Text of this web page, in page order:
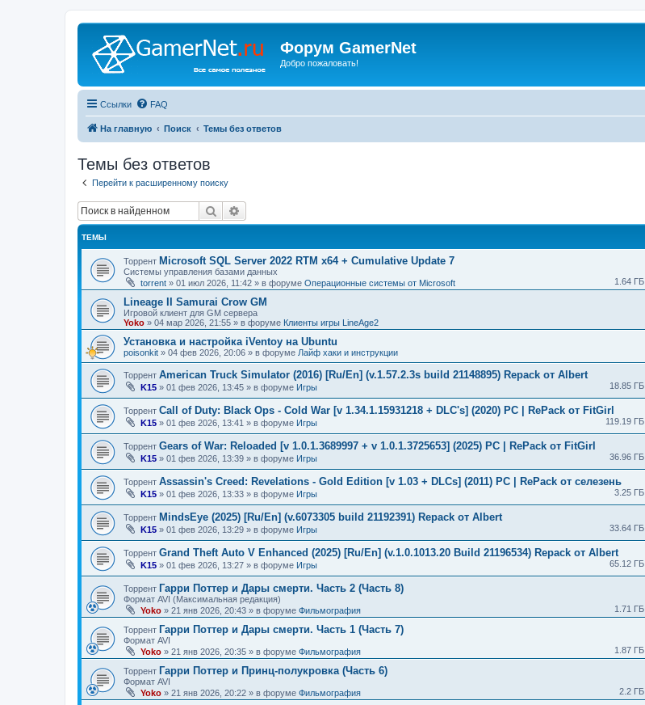
Форум GamerNet
Добро пожаловать!
Ссылки FAQ
На главную Поиск Темы без ответов
Темы без ответов
Перейти к расширенному поиску
Поиск
ТЕМЫ
Торрент Microsoft SQL Server 2022 RTM x64 + Cumulative Update 7
Системы управления базами данных
torrent » 01 июл 2026, 11:42 » в форуме Операционные системы от Microsoft 1.64 ГБ
Lineage II Samurai Crow GM
Игровой клиент для GM сервера
Yoko » 04 мар 2026, 21:55 » в форуме Клиенты игры LineAge2
Установка и настройка iVentoy на Ubuntu
poisonkit » 04 фев 2026, 20:06 » в форуме Лайф хаки и инструкции
Торрент American Truck Simulator (2016) [Ru/En] (v.1.57.2.3s build 21148895) Repack от Albert
K15 » 01 фев 2026, 13:45 » в форуме Игры 18.85 ГБ
Торрент Call of Duty: Black Ops - Cold War [v 1.34.1.15931218 + DLC's] (2020) PC | RePack от FitGirl
K15 » 01 фев 2026, 13:41 » в форуме Игры 119.19 ГБ
Торрент Gears of War: Reloaded [v 1.0.1.3689997 + v 1.0.1.3725653] (2025) PC | RePack от FitGirl
K15 » 01 фев 2026, 13:39 » в форуме Игры 36.96 ГБ
Торрент Assassin's Creed: Revelations - Gold Edition [v 1.03 + DLCs] (2011) PC | RePack от селезень
K15 » 01 фев 2026, 13:33 » в форуме Игры 3.25 ГБ
Торрент MindsEye (2025) [Ru/En] (v.6073305 build 21192391) Repack от Albert
K15 » 01 фев 2026, 13:29 » в форуме Игры 33.64 ГБ
Торрент Grand Theft Auto V Enhanced (2025) [Ru/En] (v.1.0.1013.20 Build 21196534) Repack от Albert
K15 » 01 фев 2026, 13:27 » в форуме Игры 65.12 ГБ
Торрент Гарри Поттер и Дары смерти. Часть 2 (Часть 8)
Формат AVI (Максимальная редакция)
Yoko » 21 янв 2026, 20:43 » в форуме Фильмография 1.71 ГБ
Торрент Гарри Поттер и Дары смерти. Часть 1 (Часть 7)
Формат AVI
Yoko » 21 янв 2026, 20:35 » в форуме Фильмография 1.87 ГБ
Торрент Гарри Поттер и Принц-полукровка (Часть 6)
Формат AVI
Yoko » 21 янв 2026, 20:22 » в форуме Фильмография 2.2 ГБ